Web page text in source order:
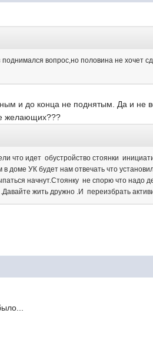
вопрос,но половина не хочет
и до конца не поднятым. Да и не
желающих???
что идет обустройство стоянки
доме УК будет нам отвечать что
начнут.Стоянку не спорю что надо
жить дружно .И переизбрать